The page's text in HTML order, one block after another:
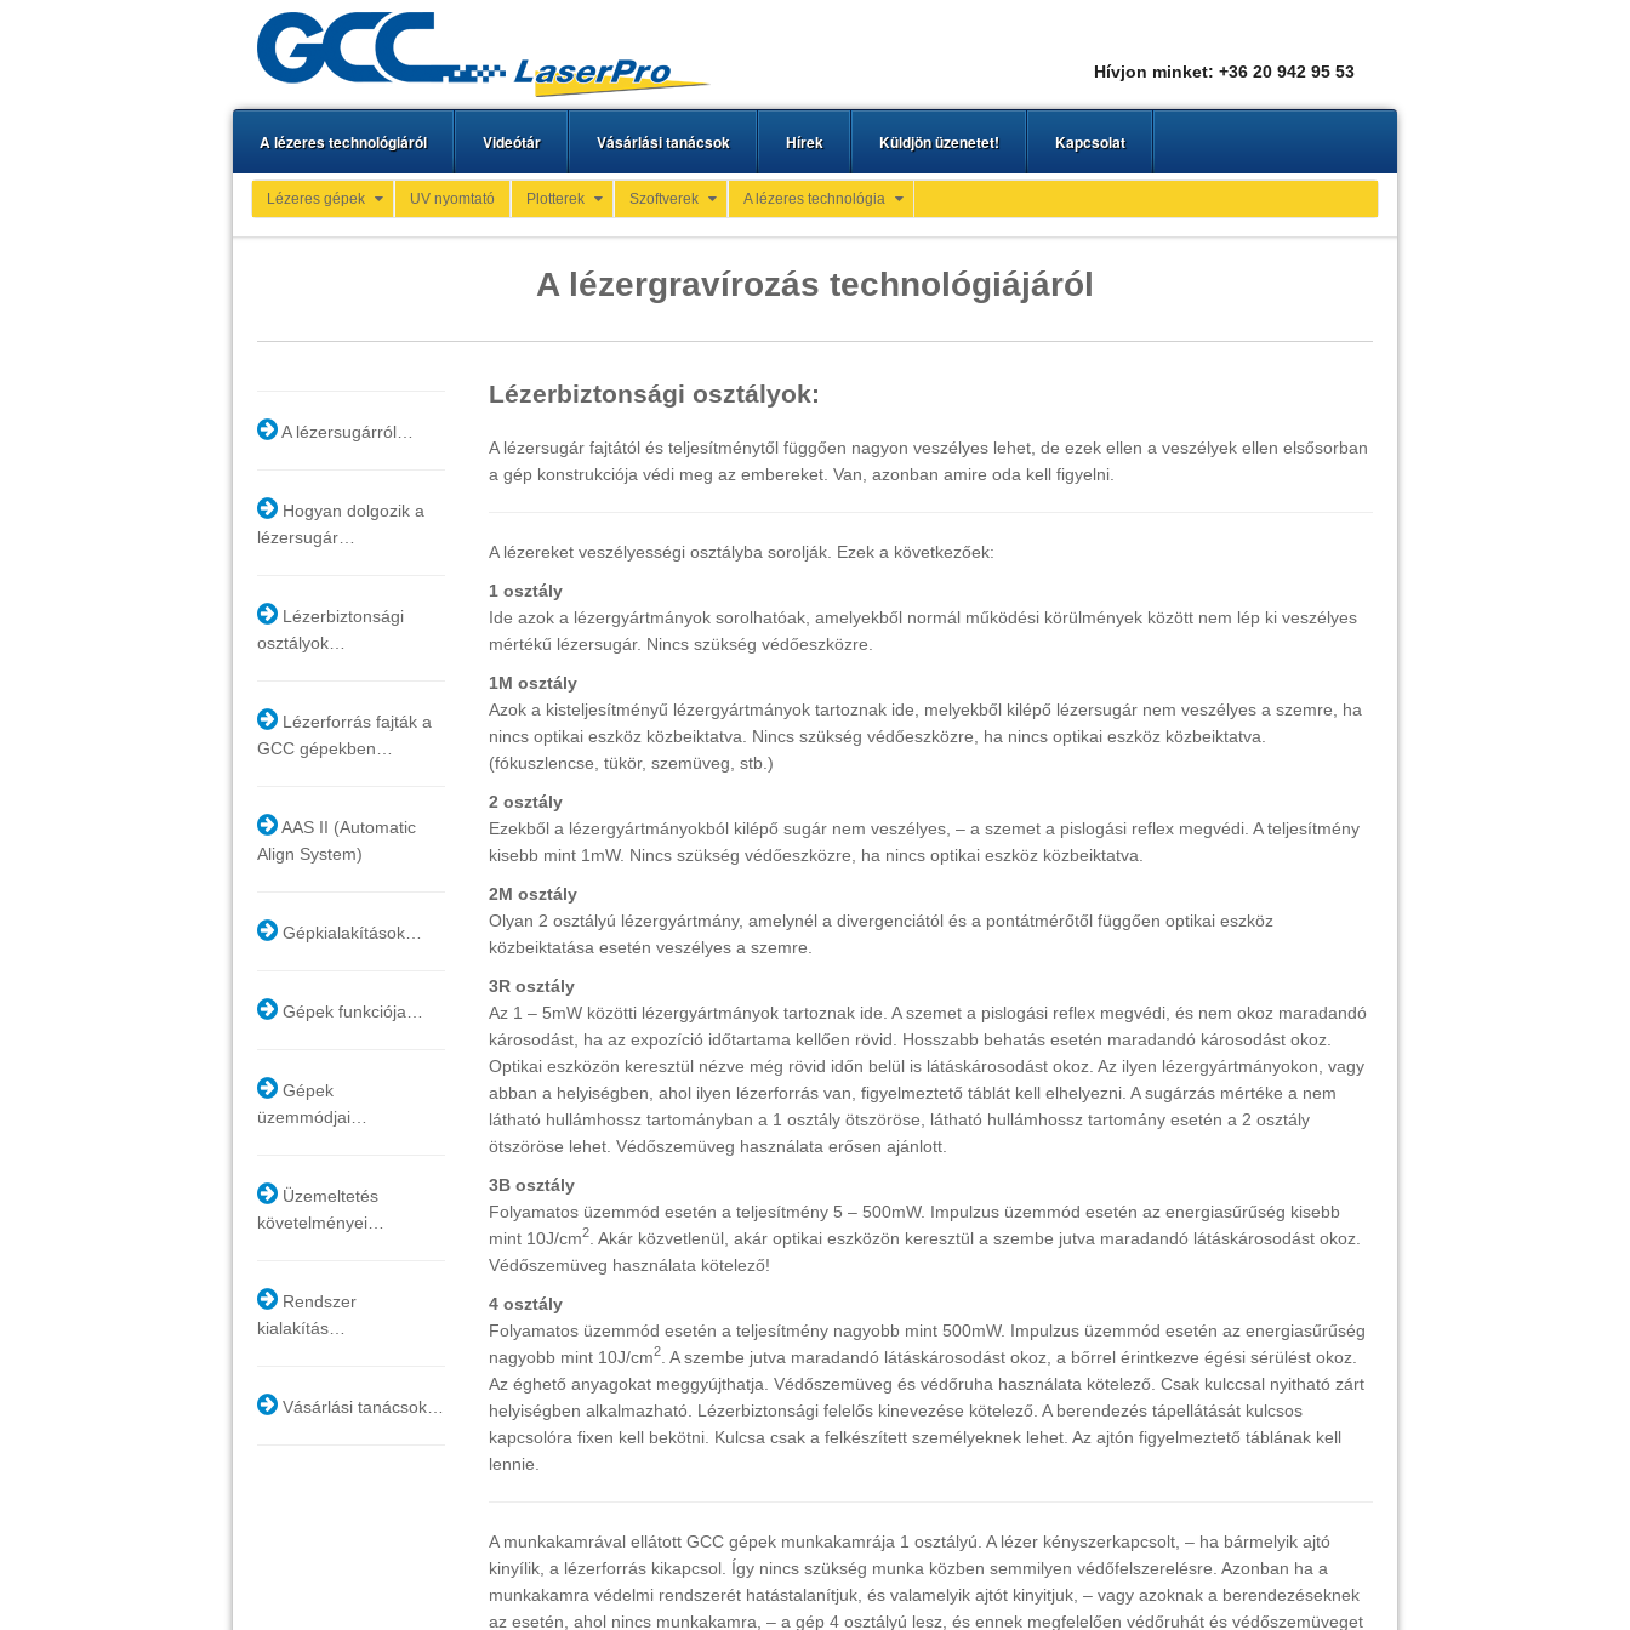
Hívjon minket: +36 20 942 95 53
A lézeres technológiáról Videótár Vásárlási tanácsok Hírek Küldjön üzenetet! Kapcsolat
Lézeres gépek UV nyomtató Plotterek Szoftverek A lézeres technológia
A lézergravírozás technológiájáról
A lézersugárról…
Hogyan dolgozik a
lézersugár…
Lézerbiztonsági
osztályok…
Lézerforrás fajták a
GCC gépekben…
AAS II (Automatic
Align System)
Gépkialakítások…
Gépek funkciója…
Gépek
üzemmódjai…
Üzemeltetés
követelményei…
Rendszer
kialakítás…
Vásárlási tanácsok…
Lézerbiztonsági osztályok:
A lézersugár fajtától és teljesítménytől függően nagyon veszélyes lehet, de ezek ellen a veszélyek ellen elsősorban
a gép konstrukciója védi meg az embereket. Van, azonban amire oda kell figyelni.
A lézereket veszélyességi osztályba sorolják. Ezek a következőek:
1 osztály
Ide azok a lézergyártmányok sorolhatóak, amelyekből normál működési körülmények között nem lép ki veszélyes
mértékű lézersugár. Nincs szükség védőeszközre.
1M osztály
Azok a kisteljesítményű lézergyártmányok tartoznak ide, melyekből kilépő lézersugár nem veszélyes a szemre, ha
nincs optikai eszköz közbeiktatva. Nincs szükség védőeszközre, ha nincs optikai eszköz közbeiktatva.
(fókuszlencse, tükör, szemüveg, stb.)
2 osztály
Ezekből a lézergyártmányokból kilépő sugár nem veszélyes, – a szemet a pislogási reflex megvédi. A teljesítmény
kisebb mint 1mW. Nincs szükség védőeszközre, ha nincs optikai eszköz közbeiktatva.
2M osztály
Olyan 2 osztályú lézergyártmány, amelynél a divergenciától és a pontátmérőtől függően optikai eszköz
közbeiktatása esetén veszélyes a szemre.
3R osztály
Az 1 – 5mW közötti lézergyártmányok tartoznak ide. A szemet a pislogási reflex megvédi, és nem okoz maradandó
károsodást, ha az expozíció időtartama kellően rövid. Hosszabb behatás esetén maradandó károsodást okoz.
Optikai eszközön keresztül nézve még rövid időn belül is látáskárosodást okoz. Az ilyen lézergyártmányokon, vagy
abban a helyiségben, ahol ilyen lézerforrás van, figyelmeztető táblát kell elhelyezni. A sugárzás mértéke a nem
látható hullámhossz tartományban a 1 osztály ötszöröse, látható hullámhossz tartomány esetén a 2 osztály
ötszöröse lehet. Védőszemüveg használata erősen ajánlott.
3B osztály
Folyamatos üzemmód esetén a teljesítmény 5 – 500mW. Impulzus üzemmód esetén az energiasűrűség kisebb
mint 10J/cm2 . Akár közvetlenül, akár optikai eszközön keresztül a szembe jutva maradandó látáskárosodást okoz.
Védőszemüveg használata kötelező!
4 osztály
Folyamatos üzemmód esetén a teljesítmény nagyobb mint 500mW. Impulzus üzemmód esetén az energiasűrűség
nagyobb mint 10J/cm2 . A szembe jutva maradandó látáskárosodást okoz, a bőrrel érintkezve égési sérülést okoz.
Az éghető anyagokat meggyújthatja. Védőszemüveg és védőruha használata kötelező. Csak kulccsal nyitható zárt
helyiségben alkalmazható. Lézerbiztonsági felelős kinevezése kötelező. A berendezés tápellátását kulcsos
kapcsolóra fixen kell bekötni. Kulcsa csak a felkészített személyeknek lehet. Az ajtón figyelmeztető táblának kell
lennie.
A munkakamrával ellátott GCC gépek munkakamrája 1 osztályú. A lézer kényszerkapcsolt, – ha bármelyik ajtó
kinyílik, a lézerforrás kikapcsol. Így nincs szükség munka közben semmilyen védőfelszerelésre. Azonban ha a
munkakamra védelmi rendszerét hatástalanítjuk, és valamelyik ajtót kinyitjuk, – vagy azoknak a berendezéseknek
az esetén, ahol nincs munkakamra, – a gép 4 osztályú lesz, és ennek megfelelően védőruhát és védőszemüveget